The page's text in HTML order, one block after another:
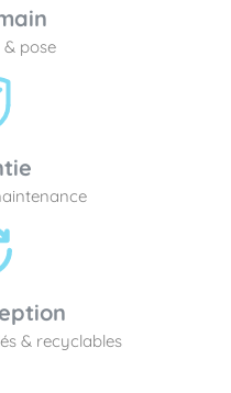
pose
& recyclables